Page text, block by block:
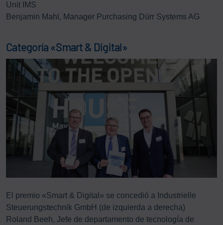
Unit IMS
Benjamin Mahl, Manager Purchasing Dürr Systems AG
Categoría «Smart & Digital»
El premio «Smart & Digital» se concedió a Industrielle
Steuerungstechnik GmbH (de izquierda a derecha)
Roland Beeh, Jefe de departamento de tecnología de